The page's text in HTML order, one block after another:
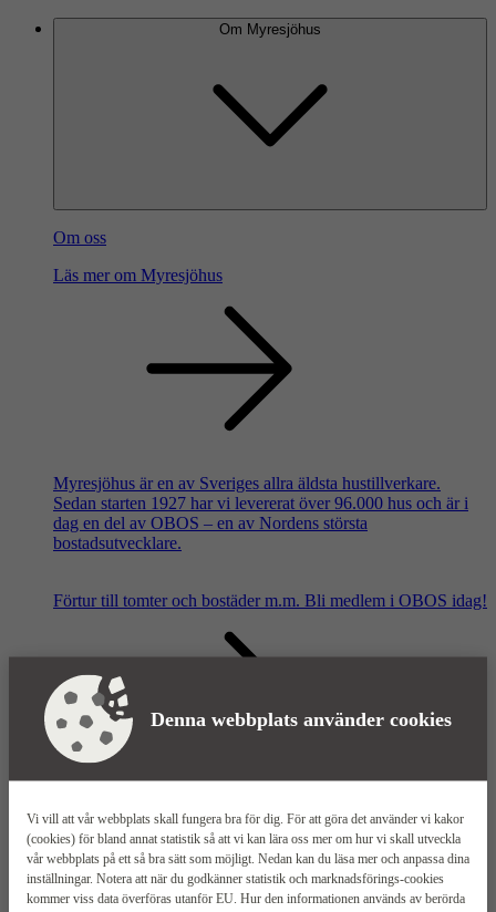
Denna webbplats använder cookies
Vi vill att vår webbplats skall fungera bra för dig. För att göra det använder vi kakor
(cookies) för bland annat statistik så att vi kan lära oss mer om hur vi skall utveckla
vår webbplats på ett så bra sätt som möjligt. Nedan kan du läsa mer och anpassa dina
inställningar. Notera att när du godkänner statistik och marknadsförings-cookies
kommer viss data överföras utanför EU. Hur den informationen används av berörda
Om Myresjöhus
Om oss
Läs mer om Myresjöhus
Myresjöhus är en av Sveriges allra äldsta hustillverkare.
Sedan starten 1927 har vi levererat över 96.000 hus och är i
dag en del av OBOS – en av Nordens största
bostadsutvecklare.
Förtur till tomter och bostäder m.m. Bli medlem i OBOS idag!
Våra säljkontor